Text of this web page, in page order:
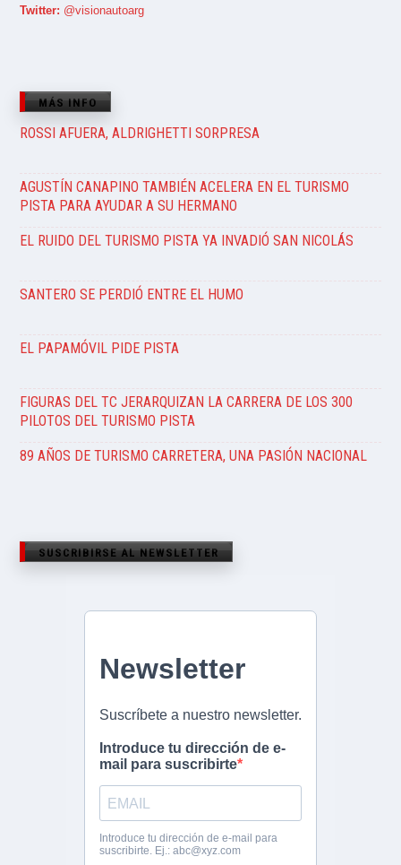
Twitter: @visionautoarg
MÁS INFO
ROSSI AFUERA, ALDRIGHETTI SORPRESA
AGUSTÍN CANAPINO TAMBIÉN ACELERA EN EL TURISMO
PISTA PARA AYUDAR A SU HERMANO
EL RUIDO DEL TURISMO PISTA YA INVADIÓ SAN NICOLÁS
SANTERO SE PERDIÓ ENTRE EL HUMO
EL PAPAMÓVIL PIDE PISTA
FIGURAS DEL TC JERARQUIZAN LA CARRERA DE LOS 300
PILOTOS DEL TURISMO PISTA
89 AÑOS DE TURISMO CARRETERA, UNA PASIÓN NACIONAL
SUSCRIBIRSE AL NEWSLETTER